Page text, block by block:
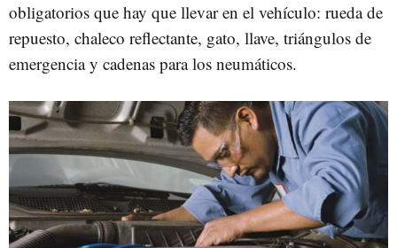
obligatorios que hay que llevar en el vehículo: rueda de
repuesto, chaleco reflectante, gato, llave, triángulos de
emergencia y cadenas para los neumáticos.